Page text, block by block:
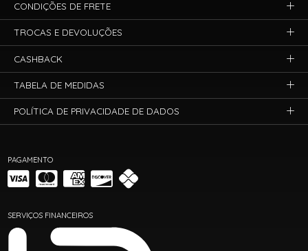
PAGAMENTO
SERVIÇOS FINANCEIROS
CONDIÇÕES DE FRETE
TROCAS E DEVOLUÇÕES
CASHBACK
TABELA DE MEDIDAS
POLÍTICA DE PRIVACIDADE DE DADOS